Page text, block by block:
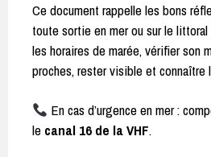
Ce document rappelle les bons
toute sortie en mer ou sur le
les horaires de marée, vérifier son
proches, rester visible et connaître
En cas d’urgence en mer :
le canal 16 de la VHF.